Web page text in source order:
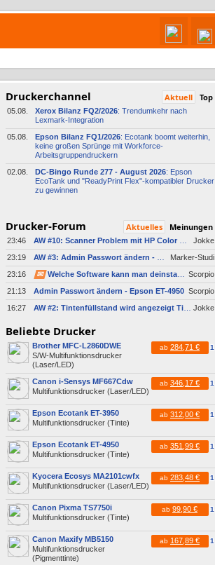
Druckerchannel Aktuell Top
05.08. Xerox Bilanz FQ2/2026: Trendumkehr nach
Lexmark-​Integration
05.08.
Epson Bilanz FQ1/2026: Ecotank boomt weiterhin,
keine großen Sprünge mit Workforce-​
Arbeitsgruppendruckern
02.08.
DC-​Bingo Runde 277 -​ August 2026: Epson
EcoTank und "ReadyPrint Flex"-​kompatibler Drucker
zu gewinnen
Drucker-Forum Aktuelles Meinungen
23:46
Jokke
23:19
Marker-Studi
23:16
✉ Welche Software kann man deinstallieren - welche ich zwingend erforderlich
Scorpio
21:13
Admin Passwort ändern - Epson ET-4950 Scorpio
16:27
AW #2: Tintenfüllstand wird angezeigt Tintenfüllstand wird angezeigt, aber unter Druckkopf-Status -- Jokke
Beliebte Drucker
ab 284,71 € 1
Brother MFC-L2860DWE
S/W-Multifunktionsdrucker
(Laser/LED)
ab 346,17 € 1
Canon i-Sensys MF667Cdw
Multifunktionsdrucker (Laser/LED)
ab 312,00 € 1
Epson Ecotank ET-3950
Multifunktionsdrucker (Tinte)
ab 351,99 € 1
Epson Ecotank ET-4950
Multifunktionsdrucker (Tinte)
ab 283,48 € 1
Kyocera Ecosys MA2101cwfx
Multifunktionsdrucker (Laser/LED)
ab 99,90 € 1
Canon Pixma TS7750i
Multifunktionsdrucker (Tinte)
ab 167,89 € 1
Canon Maxify MB5150
Multifunktionsdrucker
(Pigmenttinte)